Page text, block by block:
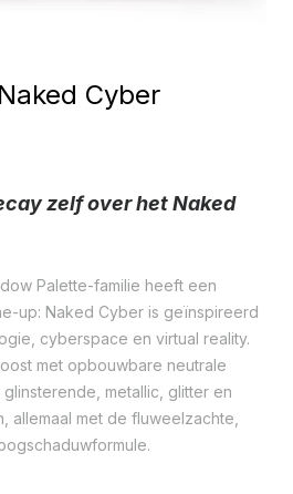
Cyber
zelf over het Naked
Palette-familie heeft een
up: Naked Cyber is geïnspireerd
cyberspace en virtual reality.
met opbouwbare neutrale
metallic, glitter en
allemaal met de fluweelzachte,